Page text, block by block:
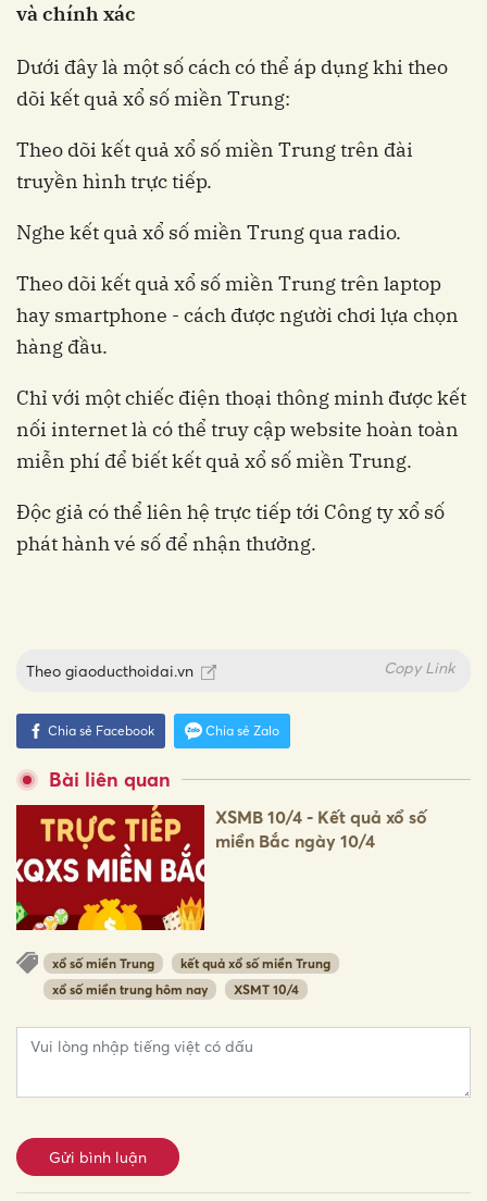
và chính xác
Dưới đây là một số cách có thể áp dụng khi theo
dõi kết quả xổ số miền Trung:
Theo dõi kết quả xổ số miền Trung trên đài
truyền hình trực tiếp.
Nghe kết quả xổ số miền Trung qua radio.
Theo dõi kết quả xổ số miền Trung trên laptop
hay smartphone - cách được người chơi lựa chọn
hàng đầu.
Chỉ với một chiếc điện thoại thông minh được kết
nối internet là có thể truy cập website hoàn toàn
miễn phí để biết kết quả xổ số miền Trung.
Độc giả có thể liên hệ trực tiếp tới Công ty xổ số
phát hành vé số để nhận thưởng.
Theo giaoducthoidai.vn Copy Link
Chia sẻ Facebook Chia sẻ Zalo
Bài liên quan
XSMB 10/4 - Kết quả xổ số
miền Bắc ngày 10/4
xổ số miền Trung
kết quả xổ số miền Trung
xổ số miền trung hôm nay
XSMT 10/4
Gửi bình luận